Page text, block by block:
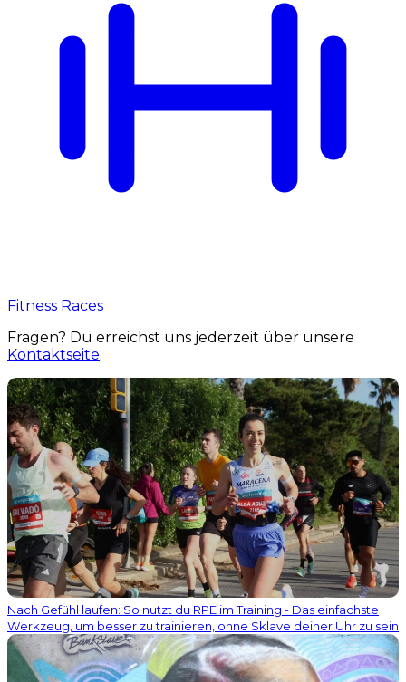
Fitness Races
Fragen? Du erreichst uns jederzeit über unsere
Kontaktseite.
Nach Gefühl laufen: So nutzt du RPE im Training - Das einfachste
Werkzeug, um besser zu trainieren, ohne Sklave deiner Uhr zu sein